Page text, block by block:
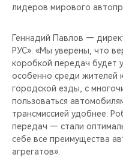
CHERY REMOTE
CHERY И СПОРТ
НАШИ МЕРОПРИЯТИЯ
ВИДЕООБЗОРЫ
CHERY ДЛЯ ДЕТЕЙ
лидеров мирового
Геннадий Павлов —
РУС»: «Мы уверены, что
коробкой передач будет
особенно среди жителей
городской езды, с
пользоваться
трансмиссией удобнее.
передач — стали
себе все преимущества
агрегатов».